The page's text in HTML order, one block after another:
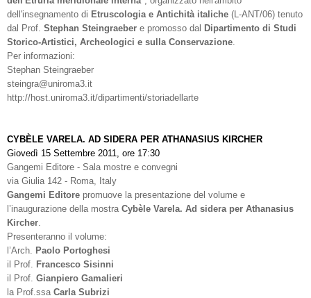
dell'insegnamento di Etruscologia e Antichità italiche (L-ANT/06) tenuto
dal Prof. Stephan Steingraeber e promosso dal Dipartimento di Studi
Storico-Artistici, Archeologici e sulla Conservazione
Per informazioni:
Stephan Steingraeber
steingra@uniroma3.it
http://host.uniroma3.it/dipartimenti/storiadellarte
CYBÈLE VARELA. AD SIDERA PER ATHANASIUS KIRCHER
Giovedì 15 Settembre 2011, ore 17:30
Gangemi Editore - Sala mostre e convegni
via Giulia 142 - Roma, Italy
Gangemi Editore promuove la presentazione del volume e
l’inaugurazione della mostra Cybèle Varela. Ad sidera per Athanasius
Kircher
Presenteranno il volume:
l’Arch.
Paolo Portoghesi
il Prof.
Francesco Sisinni
il Prof. Gianpiero Gamalieri
la Prof.ssa Carla Subrizi